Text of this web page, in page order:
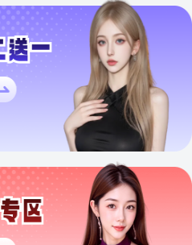
12
王者荣耀